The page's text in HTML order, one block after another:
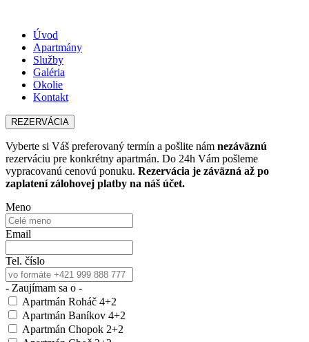
Úvod
Apartmány
Služby
Galéria
Okolie
Kontakt
REZERVÁCIA
Vyberte si Váš preferovaný termín a pošlite nám nezáväznú
rezerváciu pre konkrétny apartmán. Do 24h Vám pošleme
vypracovanú cenovú ponuku. Rezervácia je záväzná až po
zaplatení zálohovej platby na náš účet.
Meno
Email
Tel. číslo
- Zaujímam sa o -
Apartmán Roháč 4+2
Apartmán Baníkov 4+2
Apartmán Chopok 2+2